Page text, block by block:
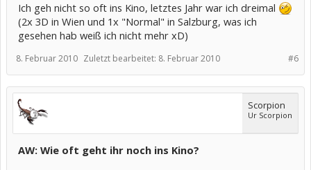
Ich geh nicht so oft ins Kino, letztes Jahr war ich dreimal
(2x 3D in Wien und 1x "Normal" in Salzburg, was ich
gesehen hab weiß ich nicht mehr xD)
#6
8. Februar 2010 Zuletzt bearbeitet: 8. Februar 2010
Scorpion
Ur Scorpion
AW: Wie oft geht ihr noch ins Kino?